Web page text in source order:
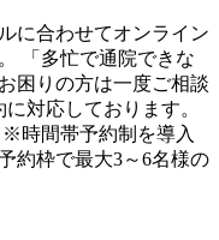
に合わせてオンライン
「多忙で通院できな
困りの方は一度ご相談
対応しております。
時間帯予約制を導入
約枠で最大3～6名様の